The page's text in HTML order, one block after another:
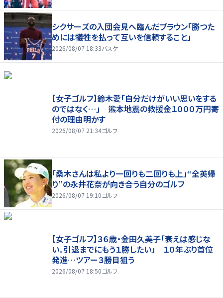
シクサーズの入団会見へ臨んだブラウン「勝つた
めには犠牲を払って互いを信頼すること」
2026/08/07 18:33バスケ
【女子ゴルフ】鈴木愛「自分だけがいい思いをする
のではなく…」 熊本地震の救援金１０００万円寄
付の理由明かす
2026/08/07 21:34ゴルフ
「桑木さんは私より一回りも二回りも上」“全英帰
り”の永井花奈が向き合う自分のゴルフ
2026/08/07 19:10ゴルフ
【女子ゴルフ】３６歳・金田久美子「衰えは感じな
い。引退までにもう１勝したい」 １０年ぶり首位
発進…ツアー３勝目狙う
2026/08/07 18:50ゴルフ